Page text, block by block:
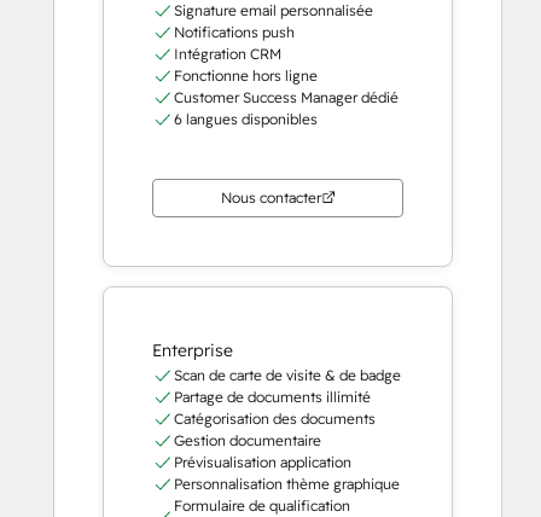
Signature email personnalisée
Notifications push
Intégration CRM
Fonctionne hors ligne
Customer Success Manager dédié
6 langues disponibles
Nous contacter
Enterprise
Scan de carte de visite & de badge
Partage de documents illimité
Catégorisation des documents
Gestion documentaire
Prévisualisation application
Personnalisation thème graphique
Formulaire de qualification